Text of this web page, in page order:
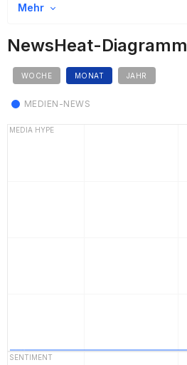
Mehr
NewsHeat-Diagramm
WOCHE MONAT JAHR
MEDIEN-NEWS